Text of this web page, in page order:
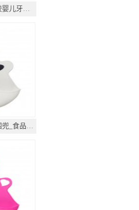
食品级防吃手环牙胶_硅胶婴儿牙胶_磨牙棒牙胶
硅胶喂饭兜巾_婴儿硅胶围兜_食品级硅胶饭兜